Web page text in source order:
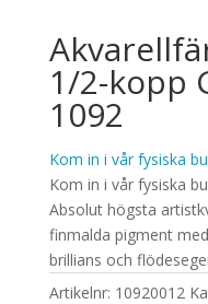
1/2-kopp
1092
Kom in i vår fysiska
Kom in i vår fysiska
Absolut högsta
finmalda pigment
brillians och
Artikelnr: 10920012